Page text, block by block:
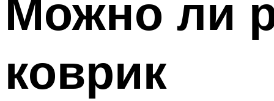
Можно ли
коврик